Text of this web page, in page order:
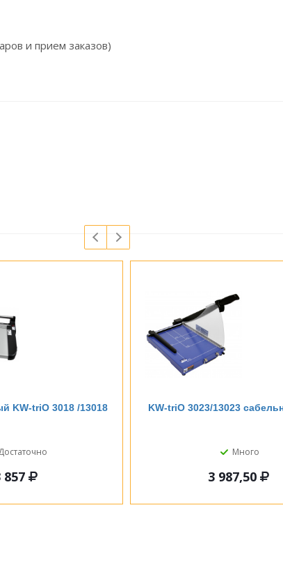
и прием заказов)
KW-triO 3018 /13018
857
KW-triO 3023/13023
Много
3 987,50